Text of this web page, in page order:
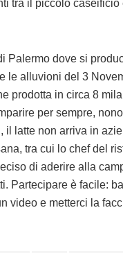
tra il piccolo
Palermo dove si
le alluvioni del 3
prodotta in circa 8
per sempre,
il latte non arriva in
tra cui lo chef del
di aderire alla
Partecipare è facile:
video e metterci la